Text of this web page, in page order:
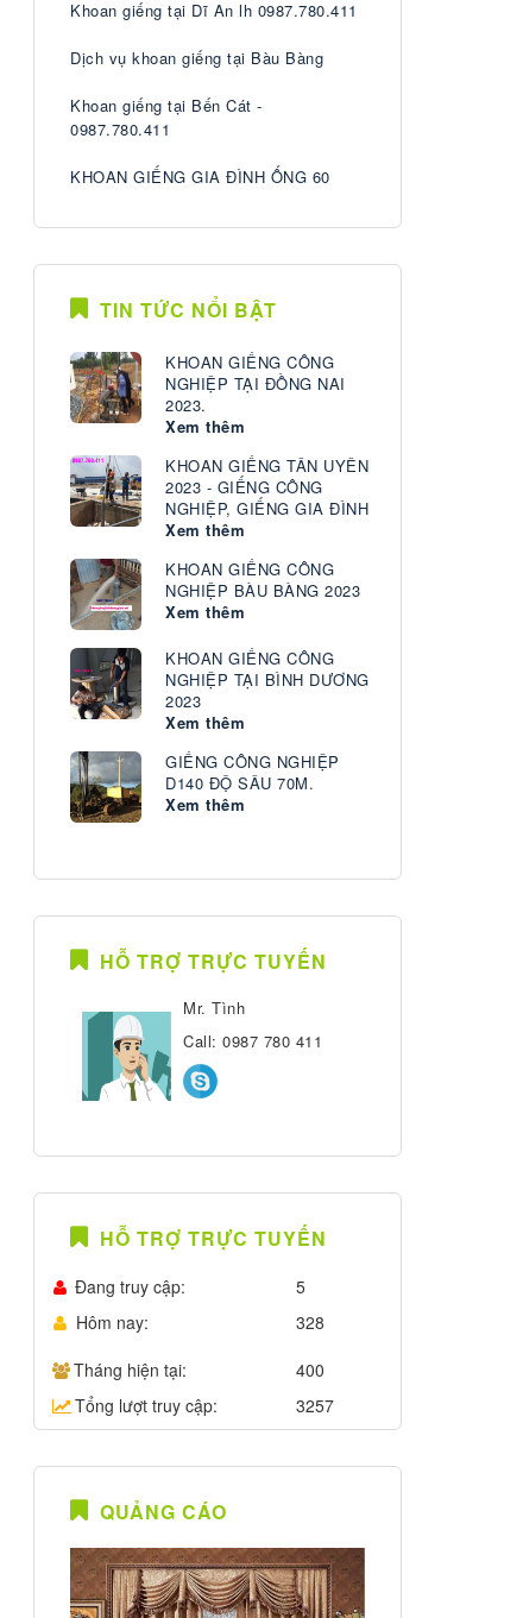
Khoan giếng tại Dĩ An lh 0987.780.411
Dịch vụ khoan giếng tại Bàu Bàng
Khoan giếng tại Bến Cát -
0987.780.411
KHOAN GIẾNG GIA ĐÌNH ỐNG 60
TIN TỨC NỔI BẬT
KHOAN GIẾNG CÔNG
NGHIỆP TẠI ĐỒNG NAI
2023.
Xem thêm
KHOAN GIẾNG TÂN UYÊN
2023 - GIẾNG CÔNG
NGHIỆP, GIẾNG GIA ĐÌNH
Xem thêm
KHOAN GIẾNG CÔNG
NGHIỆP BÀU BÀNG 2023
Xem thêm
KHOAN GIẾNG CÔNG
NGHIỆP TẠI BÌNH DƯƠNG
2023
Xem thêm
GIẾNG CÔNG NGHIỆP
D140 ĐỘ SÂU 70M.
Xem thêm
HỖ TRỢ TRỰC TUYẾN
Mr. Tình
Call: 0987 780 411
HỖ TRỢ TRỰC TUYẾN
Đang truy cập:
5
Hôm nay:
328
Tháng hiện tại:
400
Tổng lượt truy cập:
3257
QUẢNG CÁO